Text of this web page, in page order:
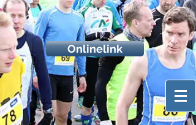
Onlinelink